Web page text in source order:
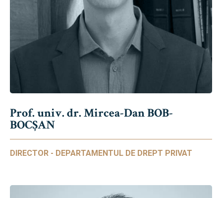
Prof. univ. dr. Mircea-Dan BOB-
BOCȘAN
DIRECTOR - DEPARTAMENTUL DE DREPT PRIVAT